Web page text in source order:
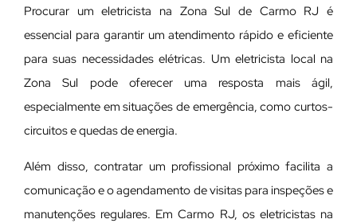
Procurar um eletricista na Zona Sul de Carmo RJ é
essencial para garantir um atendimento rápido e eficiente
para suas necessidades elétricas. Um eletricista local na
Zona Sul pode oferecer uma resposta mais ágil,
especialmente em situações de emergência, como curtos-
circuitos e quedas de energia.
Além disso, contratar um profissional próximo facilita a
comunicação e o agendamento de visitas para inspeções e
manutenções regulares. Em Carmo RJ, os eletricistas na